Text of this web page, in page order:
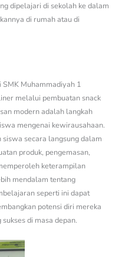
dipelajari di sekolah ke dalam
di rumah atau di
SMK Muhammadiyah 1
melalui pembuatan snack
modern adalah langkah
mengenai kewirausahaan.
secara langsung dalam
produk, pengemasan,
keterampilan
mendalam tentang
seperti ini dapat
potensi diri mereka
di masa depan.